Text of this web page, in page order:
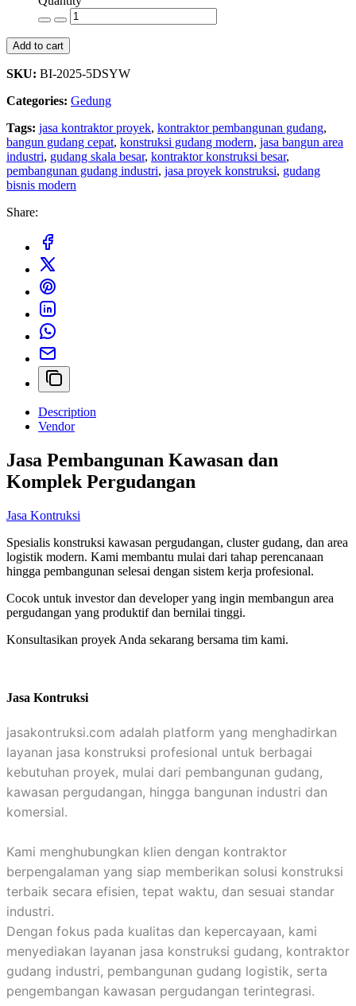
Add to cart
SKU: BI-2025-5DSYW
Categories: Gedung
Tags: jasa kontraktor proyek, kontraktor pembangunan gudang,
bangun gudang cepat, konstruksi gudang modern, jasa bangun area
industri, gudang skala besar, kontraktor konstruksi besar,
pembangunan gudang industri, jasa proyek konstruksi, gudang
bisnis modern
Share:
Description
Vendor
Jasa Pembangunan Kawasan dan
Komplek Pergudangan
Jasa Kontruksi
Spesialis konstruksi kawasan pergudangan, cluster gudang, dan area
logistik modern. Kami membantu mulai dari tahap perencanaan
hingga pembangunan selesai dengan sistem kerja profesional.
Cocok untuk investor dan developer yang ingin membangun area
pergudangan yang produktif dan bernilai tinggi.
Konsultasikan proyek Anda sekarang bersama tim kami.
Jasa Kontruksi
jasakontruksi.com adalah platform yang menghadirkan
layanan jasa konstruksi profesional untuk berbagai
kebutuhan proyek, mulai dari pembangunan gudang,
kawasan pergudangan, hingga bangunan industri dan
komersial.
Kami menghubungkan klien dengan kontraktor
berpengalaman yang siap memberikan solusi konstruksi
terbaik secara efisien, tepat waktu, dan sesuai standar
industri.
Dengan fokus pada kualitas dan kepercayaan, kami
menyediakan layanan jasa konstruksi gudang, kontraktor
gudang industri, pembangunan gudang logistik, serta
pengembangan kawasan pergudangan terintegrasi.